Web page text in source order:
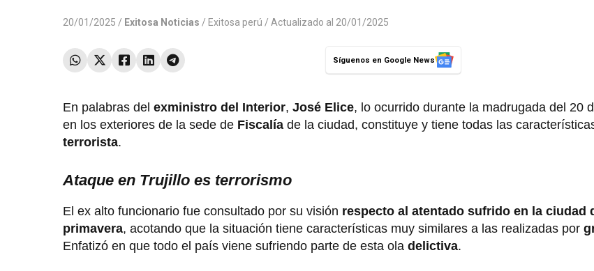
20/01/2025 / Exitosa Noticias / Exitosa perú / Actualizado al 20/01/2025
Síguenos en Google News
En palabras del exministro del Interior, José Elice, lo ocurrido durante la madrugada del 20
en los exteriores de la sede de Fiscalía de la ciudad, constituye y tiene todas las
terrorista.
Ataque en Trujillo es terrorismo
El ex alto funcionario fue consultado por su visión respecto al atentado sufrido en la ciudad
primavera, acotando que la situación tiene características muy similares a las realizadas por
Enfatizó en que todo el país viene sufriendo parte de esta ola delictiva.